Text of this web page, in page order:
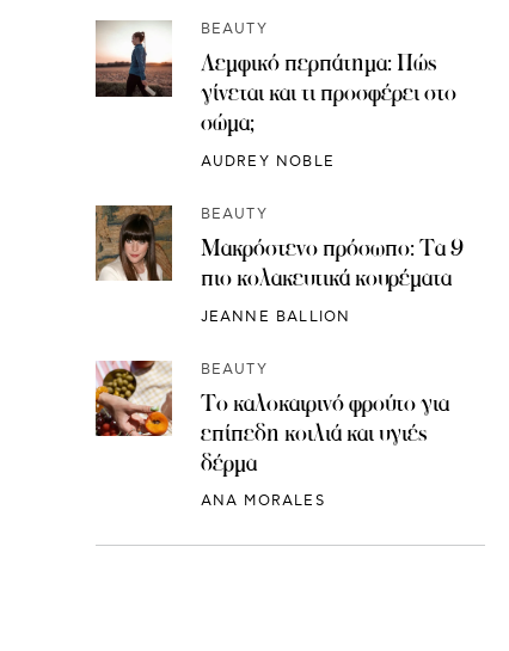
BEAUTY
Λεμφικό περπάτημα: Πώς
γίνεται και τι προσφέρει στο
σώμα;
AUDREY NOBLE
BEAUTY
Μακρόστενο πρόσωπο: Τα 9
πιο κολακευτικά κουρέματα
JEANNE BALLION
BEAUTY
Το καλοκαιρινό φρούτο για
επίπεδη κοιλιά και υγιές
δέρμα
ANA MORALES